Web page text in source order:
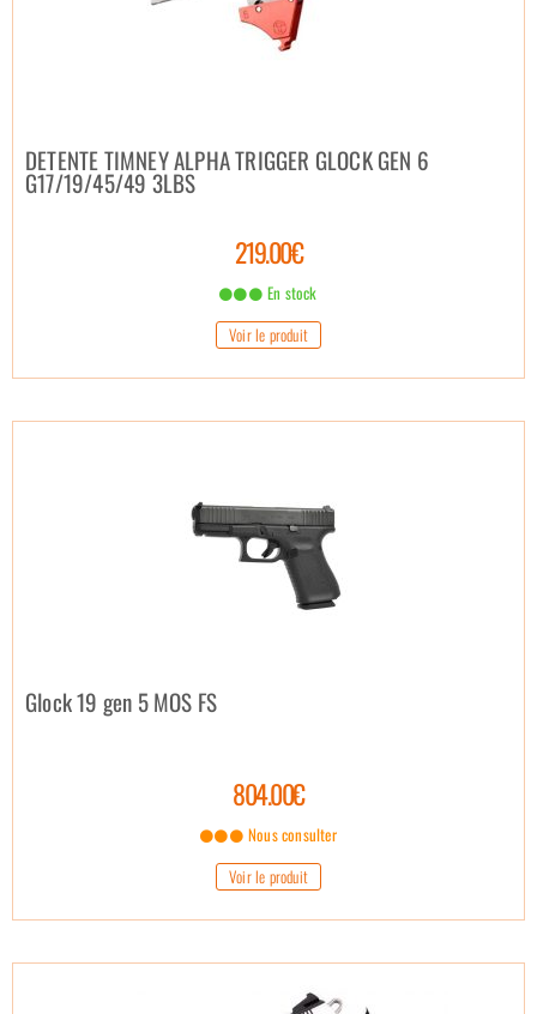
DETENTE TIMNEY ALPHA TRIGGER GLOCK GEN 6
G17/19/45/49 3LBS
219.00€
En stock
Voir le produit
Glock 19 gen 5 MOS FS
804.00€
Nous consulter
Voir le produit